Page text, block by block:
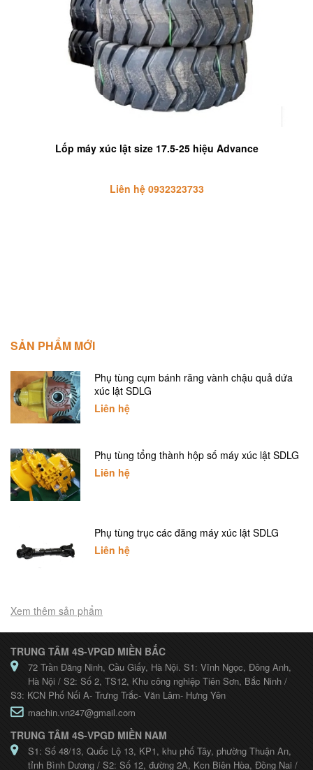
Lốp máy xúc lật size 17.5-25 hiệu Advance
Liên hệ 0932323733
SẢN PHẨM MỚI
Phụ tùng cụm bánh răng vành chậu quả dứa
xúc lật SDLG
Liên hệ
Phụ tùng tổng thành hộp số máy xúc lật SDLG
Liên hệ
Phụ tùng trục các đăng máy xúc lật SDLG
Liên hệ
Xem thêm sản phẩm
TRUNG TÂM 4S-VPGD MIỀN BẮC
72 Trần Đăng Ninh, Cầu Giấy, Hà Nội. S1: Vĩnh Ngọc, Đông Anh,
Hà Nội / S2: Số 2, TS12, Khu công nghiệp Tiên Sơn, Bắc Ninh /
S3: KCN Phố Nối A- Trưng Trắc- Văn Lâm- Hưng Yên
machin.vn247@gmail.com
TRUNG TÂM 4S-VPGD MIỀN NAM
S1: Số 48/13, Quốc Lộ 13, KP1, khu phố Tây, phường Thuận An,
tỉnh Bình Dương / S2: Số 12, đường 2A, Kcn Biên Hòa, Đồng Nai /